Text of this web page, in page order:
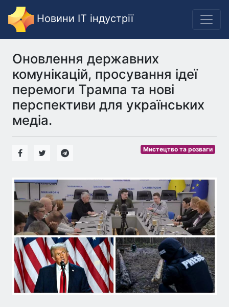
Новини IT індустрії
Оновлення державних
комунікацій, просування ідеї
перемоги Трампа та нові
перспективи для українських
медіа.
Мистецтво та розваги